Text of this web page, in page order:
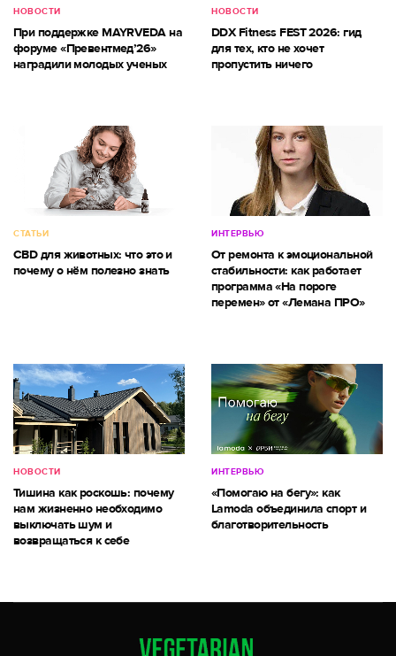
НОВОСТИ
При поддержке MAYRVEDA на
форуме «Превентмед’26»
наградили молодых ученых
НОВОСТИ
DDX Fitness FEST 2026: гид
для тех, кто не хочет
пропустить ничего
СТАТЬИ
CBD для животных: что это и
почему о нём полезно знать
ИНТЕРВЬЮ
От ремонта к эмоциональной
стабильности: как работает
программа «На пороге
перемен» от «Лемана ПРО»
НОВОСТИ
Тишина как роскошь: почему
нам жизненно необходимо
выключать шум и
возвращаться к себе
ИНТЕРВЬЮ
«Помогаю на бегу»: как
Lamoda объединила спорт и
благотворительность